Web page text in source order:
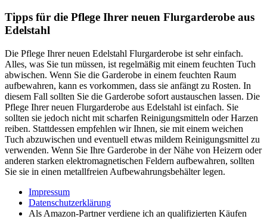
Tipps für die Pflege Ihrer neuen Flurgarderobe aus
Edelstahl
Die Pflege Ihrer neuen Edelstahl Flurgarderobe ist sehr einfach.
Alles, was Sie tun müssen, ist regelmäßig mit einem feuchten Tuch
abwischen. Wenn Sie die Garderobe in einem feuchten Raum
aufbewahren, kann es vorkommen, dass sie anfängt zu Rosten. In
diesem Fall sollten Sie die Garderobe sofort austauschen lassen. Die
Pflege Ihrer neuen Flurgarderobe aus Edelstahl ist einfach. Sie
sollten sie jedoch nicht mit scharfen Reinigungsmitteln oder Harzen
reiben. Stattdessen empfehlen wir Ihnen, sie mit einem weichen
Tuch abzuwischen und eventuell etwas mildem Reinigungsmittel zu
verwenden. Wenn Sie Ihre Garderobe in der Nähe von Heizern oder
anderen starken elektromagnetischen Feldern aufbewahren, sollten
Sie sie in einen metallfreien Aufbewahrungsbehälter legen.
Impressum
Datenschutzerklärung
Als Amazon-Partner verdiene ich an qualifizierten Käufen